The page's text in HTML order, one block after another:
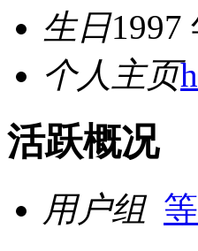
生日1997
个人主页
活跃概况
用户组